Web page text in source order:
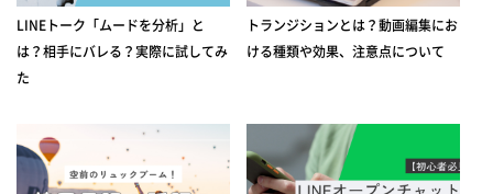
LINEトーク「ムードを分析」と
は？相手にバレる？実際に試してみ
た
トランジションとは？動画編集にお
ける種類や効果、注意点について